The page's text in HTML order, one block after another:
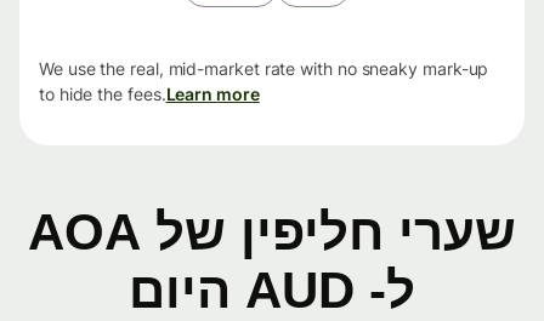
We use the real, mid-market rate with no sneaky mark-up
to hide the fees.Learn more
שערי חליפין של AOA
ל- AUD היום